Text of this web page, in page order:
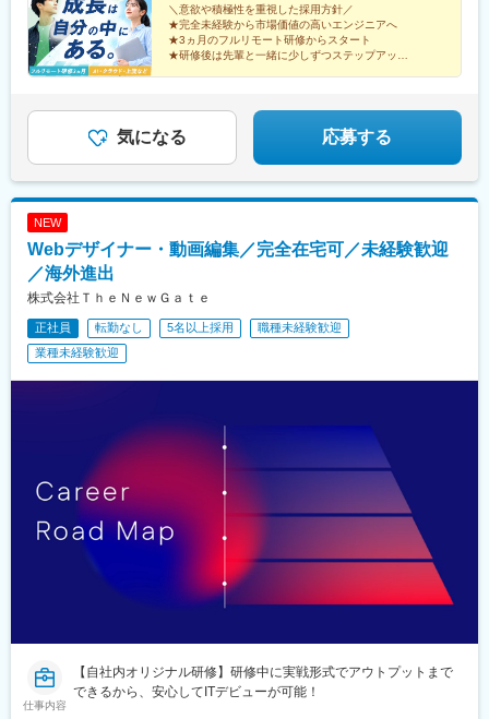
がある方は、現職・前職給与を考慮します。☆明確な評価制度あ
り。個人の頑張りに応じて評価します。【年収例】年収450万円
（経験2年入社）年収750万円（経験3年入社）年収950万円（経験
5年入社）
＼意欲や積極性を重視した採用方針／
★完全未経験から市場価値の高いエンジニアへ
★3ヵ月のフルリモート研修からスタート
★研修後は先輩と一緒に少しずつステップアップ
気になる 応募する
NEW
Webデザイナー・動画編集／完全在宅可／未経験歓迎
／海外進出
株式会社ＴｈｅＮｅｗＧａｔｅ
正社員 転勤なし 5名以上採用
職種未経験歓迎
業種未経験歓迎
仕事内容
【自社内オリジナル研修】研修中に実戦形式でアウトプットまで
できるから、安心してITデビューが可能！